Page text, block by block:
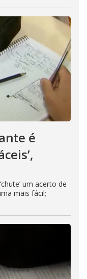
é
um acerto de
mais fácil;